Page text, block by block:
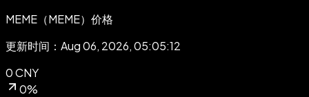
MEME（MEME）价格
更新时间：Aug 06, 2026, 05:05:12
0 CNY
0%